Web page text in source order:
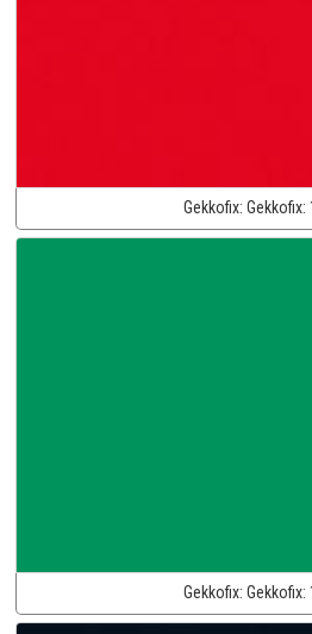
Gekkofix: Gekkofix:
Gekkofix: Gekkofix: